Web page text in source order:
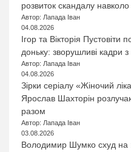
розвиток скандалу
Автор: Лапада Іван
04.08.2026
Ігор та Вікторія Пустовіти
доньку: зворушливі кадри з
Автор: Лапада Іван
04.08.2026
Зірки серіалу «Жіночий
Ярослав Шахторін
разом
Автор: Лапада Іван
03.08.2026
Володимир Шумко схуд на